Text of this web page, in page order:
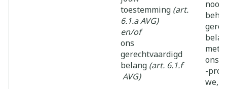
toestemming (art.
6.1.a AVG)
en/of
ons
gerechtvaardigd
belang (art. 6.1.f
AVG)
met
ons
-
we,